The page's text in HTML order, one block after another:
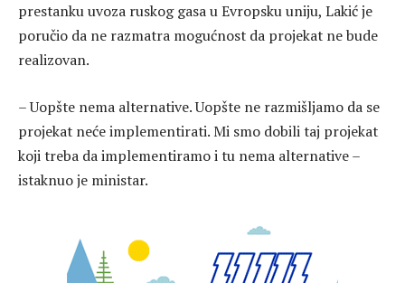
prestanku uvoza ruskog gasa u Evropsku uniju, Lakić je
poručio da ne razmatra mogućnost da projekat ne bude
realizovan.
– Uopšte nema alternative. Uopšte ne razmišljamo da se
projekat neće implementirati. Mi smo dobili taj projekat
koji treba da implementiramo i tu nema alternative –
istaknuo je ministar.